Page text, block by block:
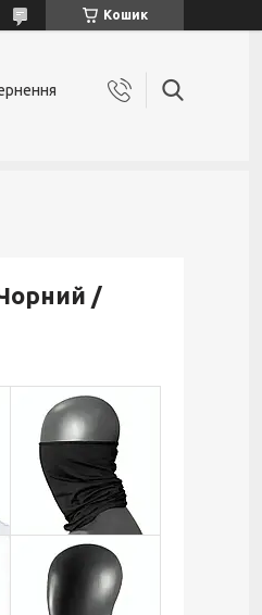
Кошик
/